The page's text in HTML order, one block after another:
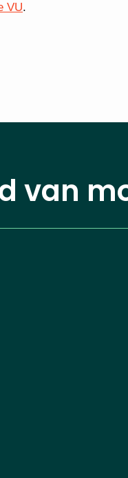
VU.
van